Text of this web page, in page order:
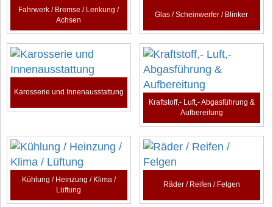
Fahrwerk / Bremse / Lenkung /
Achsen
Glas / Scheinwerfer / Blinker
Karosserie und Innenausstattung
Kraftstoff,- Luft,- Abgasführung &
Aufbereitung
Kühlung / Heinzung / Klima /
Lüftung
Räder / Reifen / Felgen